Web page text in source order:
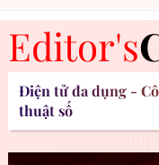
Editor's
Điện tử đa dụng -
thuật số